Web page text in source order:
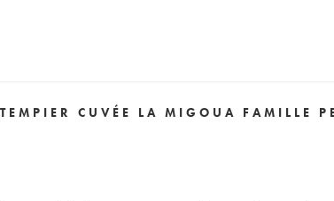
CUVÉE LA MIGOUA FAMILLE